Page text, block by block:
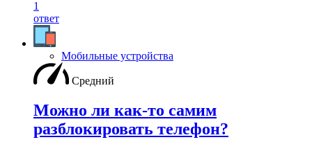
1
ответ
Мобильные устройства
Средний
Можно ли как-то самим
разблокировать телефон?